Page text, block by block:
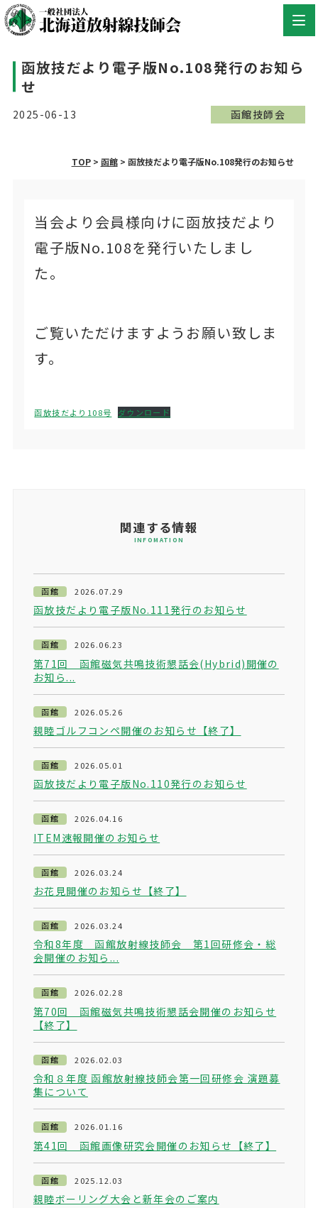
函放技だより電子版No.108発行のお知ら
せ
2025-06-13 函館技師会
TOP> 函館> 函放技だより電子版No.108発行のお知らせ
当会より会員様向けに函放技だより
電子版No.108を発行いたしまし
た。
ご覧いただけますようお願い致しま
す。
函放技だより108号 ダウンロード
関連する情報
INFOMATION
函館 2026.07.29
函放技だより電子版No.111発行のお知らせ
函館 2026.06.23
第71回 函館磁気共鳴技術懇話会(Hybrid)開催の
お知ら...
函館 2026.05.26
親睦ゴルフコンペ開催のお知らせ【終了】
函館 2026.05.01
函放技だより電子版No.110発行のお知らせ
函館 2026.04.16
ITEM速報開催のお知らせ
函館 2026.03.24
お花見開催のお知らせ【終了】
函館 2026.03.24
令和8年度 函館放射線技師会 第1回研修会・総
会開催のお知ら...
函館 2026.02.28
第70回 函館磁気共鳴技術懇話会開催のお知らせ
【終了】
函館 2026.02.03
令和８年度 函館放射線技師会第一回研修会 演題募
集について
函館 2026.01.16
第41回 函館画像研究会開催のお知らせ【終了】
函館 2025.12.03
親睦ボーリング大会と新年会のご案内